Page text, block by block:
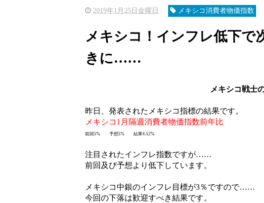
2019年1月25日金曜日 メキシコ消費者物価指数
メキシコ！インフレ低下で
きに……
メキシコ戦士
昨日、発表されたメキシコ指標の結果です。
メキシコ1月隔週消費者物価指数前年比
前回5% 予想5% 結果4.52%
注目されたインフレ指数ですが……
前回及び予想より低下しています。
メキシコ中銀のインフレ目標が3％ですので……
今回の下落は歓迎すべき結果です。